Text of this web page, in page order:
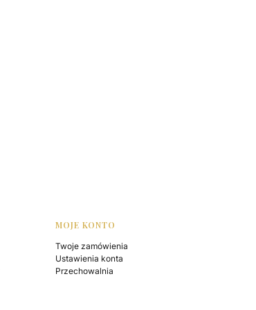
MOJE KONTO
Twoje zamówienia
Ustawienia konta
Przechowalnia